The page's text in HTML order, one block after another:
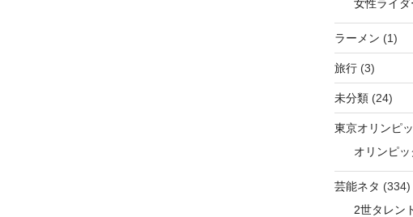
女性ライダ
ラーメン (1)
旅行(3)
未分類(24)
東京オリンピ
オリンピ
芸能ネタ (334)
2世タレン